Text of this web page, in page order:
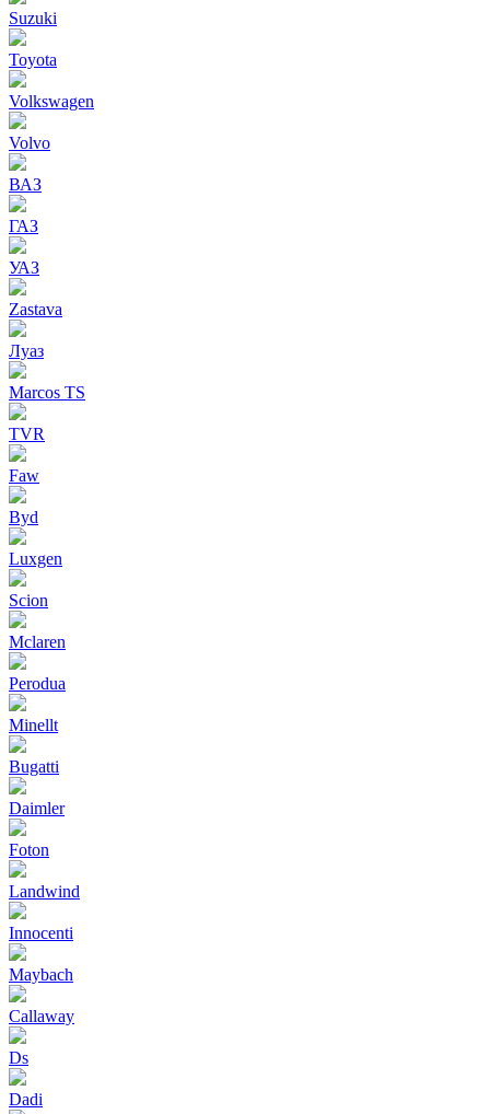
Suzuki
Toyota
Volkswagen
Volvo
ВАЗ
ГАЗ
УАЗ
Zastava
Луаз
Marcos TS
TVR
Faw
Byd
Luxgen
Scion
Mclaren
Perodua
Minellt
Bugatti
Daimler
Foton
Landwind
Innocenti
Maybach
Callaway
Ds
Dadi